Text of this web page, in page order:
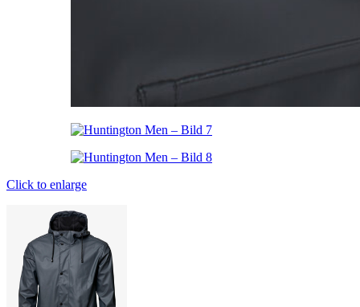
Click to enlarge